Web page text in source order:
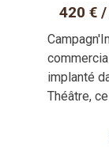
420 €
implanté
Théâtre,